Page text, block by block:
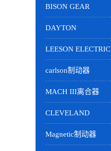
BISON GEAR
DAYTON
LEESON ELECTRIC
carlson制动器
MACH III离合器
CLEVELAND
Magnetic制动器